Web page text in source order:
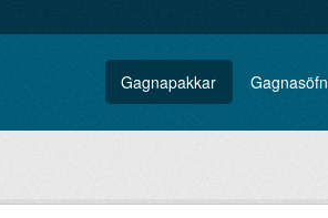
Gagnapakkar Gagnasöfn